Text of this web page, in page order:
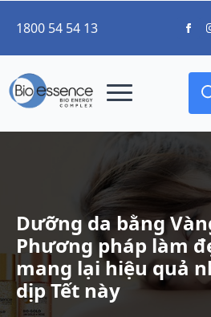
1800 54 54 13
Dưỡng da bằng
Phương pháp làm
mang lại hiệu quả
dịp Tết này